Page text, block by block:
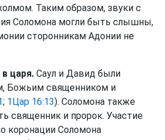
Таким образом, звуки с
Соломона могли быть слышны,
сторонникам Адонии не
царя. Саул и Давид были
Божьим священником и
; 1Цар 16:13). Соломона также
священник и пророк. Участие
коронации Соломона